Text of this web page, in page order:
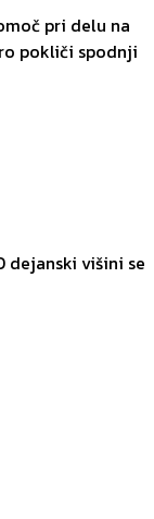
pri delu na
pokliči spodnji
dejanski višini se